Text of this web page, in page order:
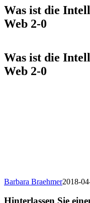
Was ist die
Web 2-0
Was ist die
Web 2-0
Barbara Braehmer2018-